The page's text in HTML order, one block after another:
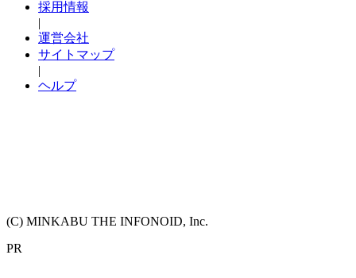
採用情報
|
運営会社
サイトマップ
|
ヘルプ
(C) MINKABU THE INFONOID, Inc.
PR